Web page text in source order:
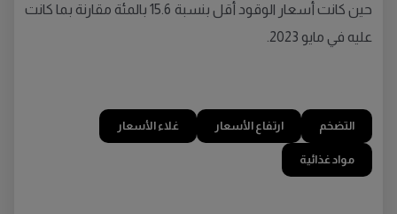
حين كانت أسعار الوقود أقل بنسبة 15.6 بالمئة مقارنة بما كانت
عليه في مايو 2023.
التضخم ارتفاع الأسعار غلاء الأسعار
مواد غذائية